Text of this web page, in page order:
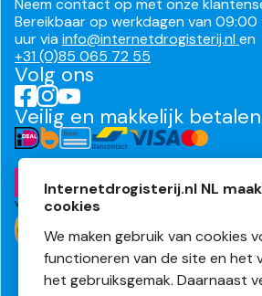
Neem contact op met onze
Bereikbaar op werkdagen van
uur viainfo@internetdrogisterij.nlen
+31 (0)85 065 72 55
Volg ons
Veilig en makkelijk betalen
Internetdrogisterij.nl NL
cookies
We maken gebruik van cookies
functioneren van de site en het
het gebruiksgemak. Daarnaast